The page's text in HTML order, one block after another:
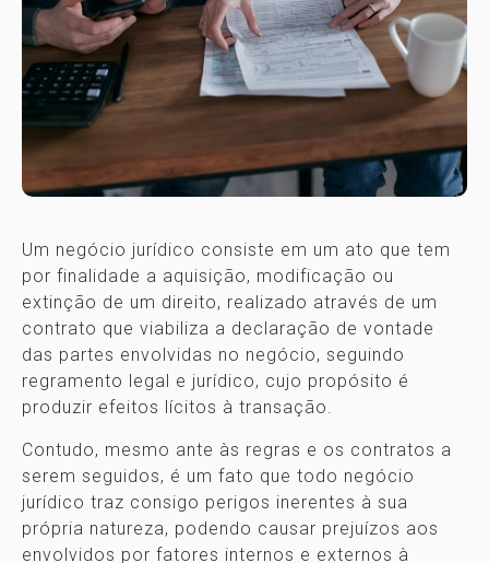
Um negócio jurídico consiste em um ato que tem
por finalidade a aquisição, modificação ou
extinção de um direito, realizado através de um
contrato que viabiliza a declaração de vontade
das partes envolvidas no negócio, seguindo
regramento legal e jurídico, cujo propósito é
produzir efeitos lícitos à transação.
Contudo, mesmo ante às regras e os contratos a
serem seguidos, é um fato que todo negócio
jurídico traz consigo perigos inerentes à sua
própria natureza, podendo causar prejuízos aos
envolvidos por fatores internos e externos à